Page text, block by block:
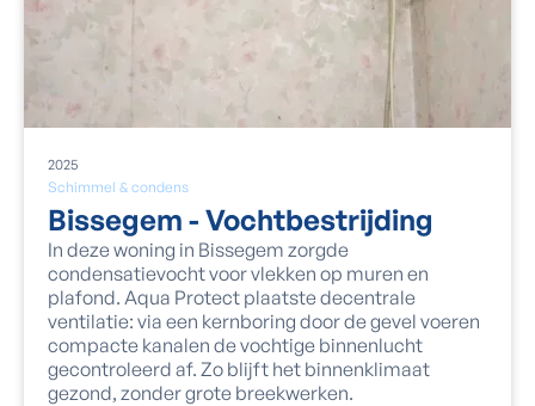
Schimmel & condens
2025
Bissegem - Vochtbestrijding
In deze woning in Bissegem zorgde
condensatievocht voor vlekken op muren en
plafond. Aqua Protect plaatste decentrale
ventilatie: via een kernboring door de gevel voeren
compacte kanalen de vochtige binnenlucht
gecontroleerd af. Zo blijft het binnenklimaat
gezond, zonder grote breekwerken.